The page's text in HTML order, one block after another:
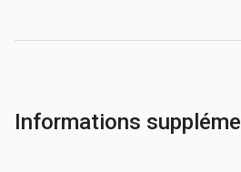
Informations